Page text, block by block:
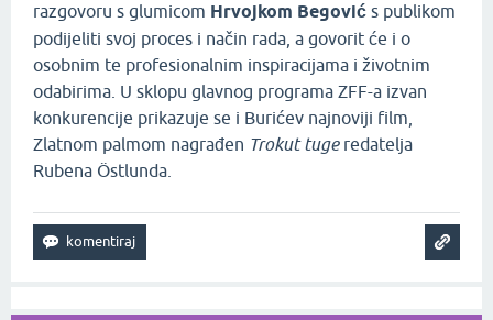
razgovoru s glumicom Hrvojkom Begović s publikom
podijeliti svoj proces i način rada, a govorit će i o
osobnim te profesionalnim inspiracijama i životnim
odabirima. U sklopu glavnog programa ZFF-a izvan
konkurencije prikazuje se i Burićev najnoviji film,
Zlatnom palmom nagrađen Trokut tugeredatelja
Rubena Östlunda.